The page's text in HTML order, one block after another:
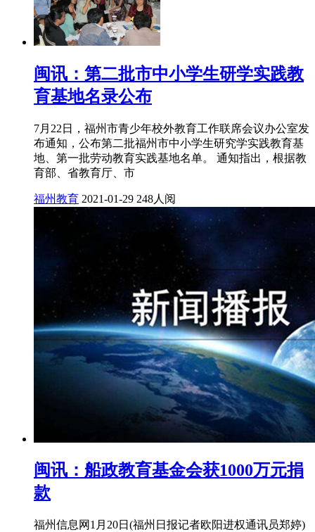
闽讯：第二批市中小学生研学实践教
育基地名录公布
7月22日，福州市青少年校外教育工作联席会议办公室发
布通知，公布第二批福州市中小学生研究学实践教育基
地、第一批劳动教育实践基地名单。 通知指出，根据教
育部、省教育厅、市
福州教育 2021-01-29 248人阅
闽讯：船政教育基金会获1000万元捐
款
福州信息网1月20日(福州日报记者欧阳进权通讯员郑婷)